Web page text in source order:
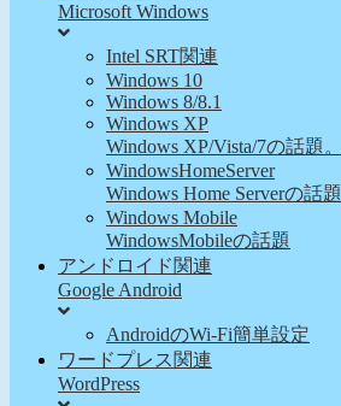
Microsoft Windows
Intel SRT関連
Windows 10
Windows 8/8.1
Windows XP
Windows XP/Vista/7の話題。
WindowsHomeServer
Windows Home Serverの話題
Windows Mobile
WindowsMobileの話題
アンドロイド関連
Google Android
AndroidのWi-Fi簡単設定
ワードプレス関連
WordPress